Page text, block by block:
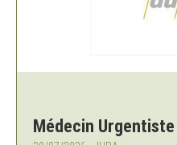
Médecin